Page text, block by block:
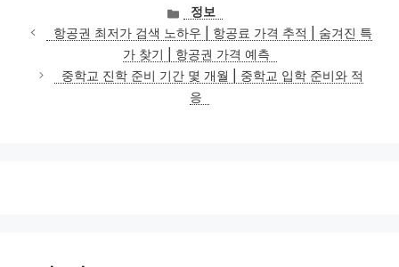
카
테
고
리
정보
항공권 최저가 검색 노하우 | 항공료 가격 추적 | 숨겨진 특
가 찾기 | 항공권 가격 예측
중학교 진학 준비 기간 몇 개월 | 중학교 입학 준비와 적
응